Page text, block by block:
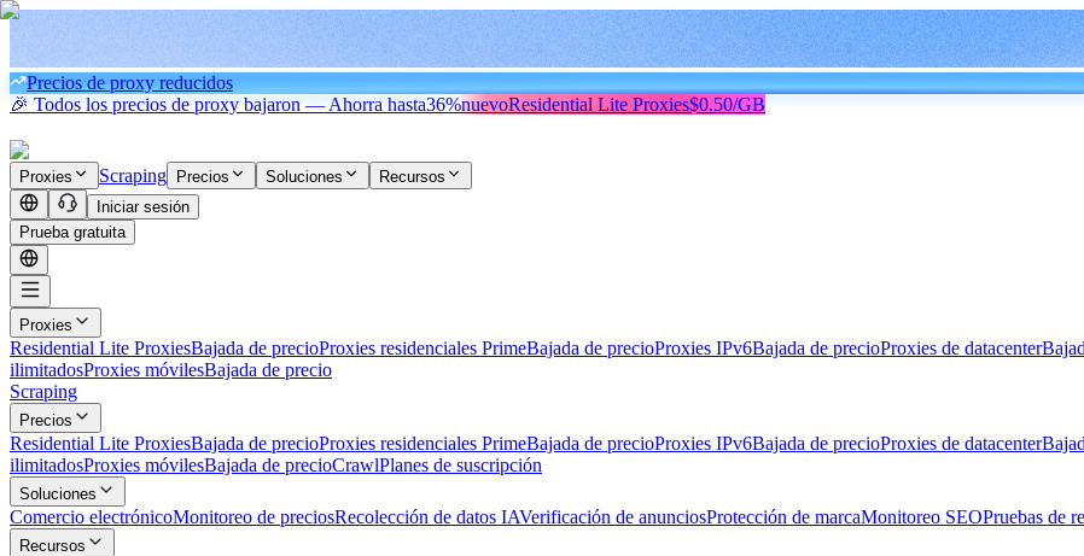
Precios de proxy reducidos
🎉 Todos los precios de proxy bajaron — Ahorra hasta36%nuevoResidential Lite Proxies$0.50/GB
Proxies Scraping Precios Soluciones
Recursos
Iniciar sesión
Prueba gratuita
Proxies
Residential Lite ProxiesBajada de precioProxies residenciales PrimeBajada de precioProxies IPv6Bajada de precioProxies de datacenter
ilimitadosProxies móvilesBajada de precio
Scraping
Precios
Residential Lite ProxiesBajada de precioProxies residenciales PrimeBajada de precioProxies IPv6Bajada de precioProxies de datacenter
ilimitadosProxies móvilesBajada de precioCrawlPlanes de suscripción
Soluciones
Comercio electrónicoMonitoreo de preciosRecolección de datos IAVerificación de anunciosProtección de marcaMonitoreo SEOPruebas de
Recursos